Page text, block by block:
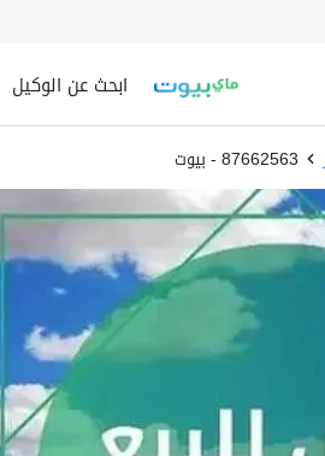
ابحث عن الوكيل
87662563 - بيوت